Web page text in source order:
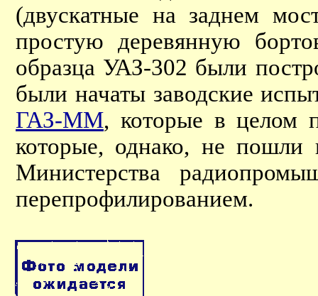
(двускатные на заднем
простую деревянную
образца УАЗ-302 были
были начаты заводские
ГАЗ-ММ, которые в целом
которые, однако, не пошли
Министерства
перепрофилированием.